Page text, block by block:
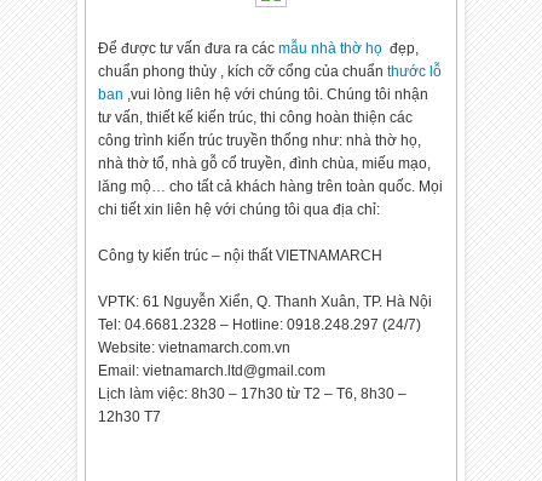
Để được tư vấn đưa ra cácmẫu nhà thờ họ đẹp,
chuẩn phong thủy , kích cỡ cổng của chuẩnthước lỗ
ban ,vui lòng liên hệ với chúng tôi. Chúng tôi nhận
tư vấn, thiết kế kiến trúc, thi công hoàn thiện các
công trình kiến trúc truyền thống như: nhà thờ họ,
nhà thờ tổ, nhà gỗ cổ truyền, đình chùa, miếu mạo,
lăng mộ… cho tất cả khách hàng trên toàn quốc. Mọi
chi tiết xin liên hệ với chúng tôi qua địa chỉ:
Công ty kiến trúc – nội thất VIETNAMARCH
VPTK: 61 Nguyễn Xiển, Q. Thanh Xuân, TP. Hà Nội
Tel: 04.6681.2328 – Hotline: 0918.248.297 (24/7)
Website: vietnamarch.com.vn
Email: vietnamarch.ltd@gmail.com
Lịch làm việc: 8h30 – 17h30 từ T2 – T6, 8h30 –
12h30 T7